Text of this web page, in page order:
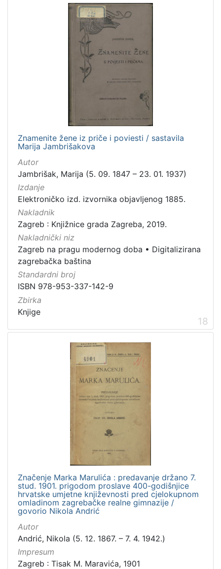
Znamenite žene iz priče i poviesti / sastavila
Marija Jambrišakova
Autor
Jambrišak, Marija (5. 09. 1847 – 23. 01. 1937)
Izdanje
Elektroničko izd. izvornika objavljenog 1885.
Nakladnik
Zagreb : Knjižnice grada Zagreba, 2019.
Nakladnički niz
Zagreb na pragu modernog doba • Digitalizirana
zagrebačka baština
Standardni broj
ISBN 978-953-337-142-9
Zbirka
Knjige
18
Značenje Marka Marulića : predavanje držano 7.
stud. 1901. prigodom proslave 400-godišnjice
hrvatske umjetne književnosti pred cjelokupnom
omladinom zagrebačke realne gimnazije /
govorio Nikola Andrić
Autor
Andrić, Nikola (5. 12. 1867. – 7. 4. 1942.)
Impresum
Zagreb : Tisak M. Maravića, 1901